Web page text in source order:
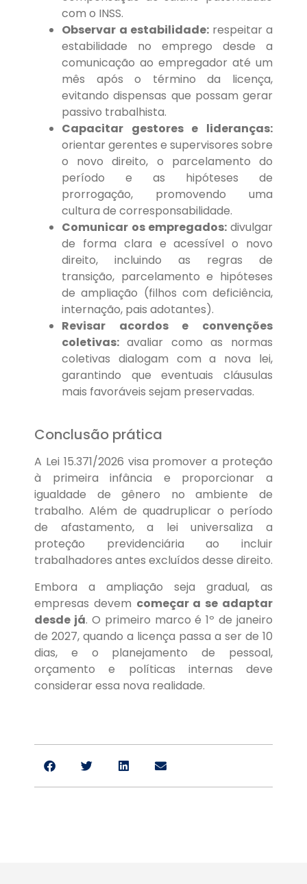
com o INSS.
Observar a estabilidade: respeitar a
estabilidade no emprego desde a
comunicação ao empregador até um
mês após o término da licença,
evitando dispensas que possam gerar
passivo trabalhista.
Capacitar gestores e lideranças:
orientar gerentes e supervisores sobre
o novo direito, o parcelamento do
período e as hipóteses de
prorrogação, promovendo uma
cultura de corresponsabilidade.
Comunicar os empregados: divulgar
de forma clara e acessível o novo
direito, incluindo as regras de
transição, parcelamento e hipóteses
de ampliação (filhos com deficiência,
internação, pais adotantes).
Revisar acordos e convenções
coletivas: avaliar como as normas
coletivas dialogam com a nova lei,
garantindo que eventuais cláusulas
mais favoráveis sejam preservadas.
Conclusão prática
A Lei 15.371/2026 visa promover a proteção
à primeira infância e proporcionar a
igualdade de gênero no ambiente de
trabalho. Além de quadruplicar o período
de afastamento, a lei universaliza a
proteção previdenciária ao incluir
trabalhadores antes excluídos desse direito.
Embora a ampliação seja gradual, as
empresas devem começar a se adaptar
desde já. O primeiro marco é 1º de janeiro
de 2027, quando a licença passa a ser de 10
dias, e o planejamento de pessoal,
orçamento e políticas internas deve
considerar essa nova realidade.